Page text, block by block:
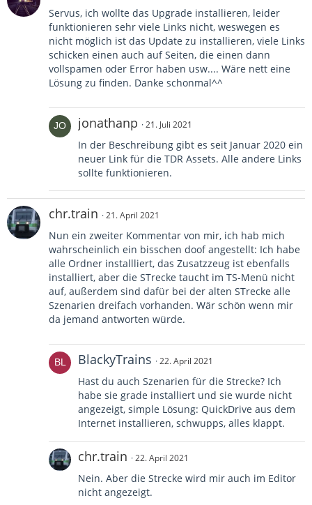
Servus, ich wollte das Upgrade installieren, leider
funktionieren sehr viele Links nicht, weswegen es
nicht möglich ist das Update zu installieren, viele Links
schicken einen auch auf Seiten, die einen dann
vollspamen oder Error haben usw.... Wäre nett eine
Lösung zu finden. Danke schonmal^^
jonathanp 21. Juli 2021
In der Beschreibung gibt es seit Januar 2020 ein
neuer Link für die TDR Assets. Alle andere Links
sollte funktionieren.
chr.train 21. April 2021
Nun ein zweiter Kommentar von mir, ich hab mich
wahrscheinlich ein bisschen doof angestellt: Ich habe
alle Ordner installliert, das Zusatzzeug ist ebenfalls
installiert, aber die STrecke taucht im TS-Menü nicht
auf, außerdem sind dafür bei der alten STrecke alle
Szenarien dreifach vorhanden. Wär schön wenn mir
da jemand antworten würde.
BlackyTrains 22. April 2021
Hast du auch Szenarien für die Strecke? Ich
habe sie grade installiert und sie wurde nicht
angezeigt, simple Lösung: QuickDrive aus dem
Internet installieren, schwupps, alles klappt.
chr.train 22. April 2021
Nein. Aber die Strecke wird mir auch im Editor
nicht angezeigt.